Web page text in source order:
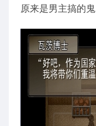
原来是男主搞的鬼